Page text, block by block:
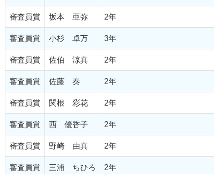
審査員賞 坂本 亜弥 2年
審査員賞 小杉 卓万 3年
審査員賞 佐伯 涼真 2年
審査員賞 佐藤 奏 2年
審査員賞 関根 彩花 2年
審査員賞 西 優香子 2年
審査員賞 野崎 由真 2年
審査員賞 三浦 ちひろ 2年